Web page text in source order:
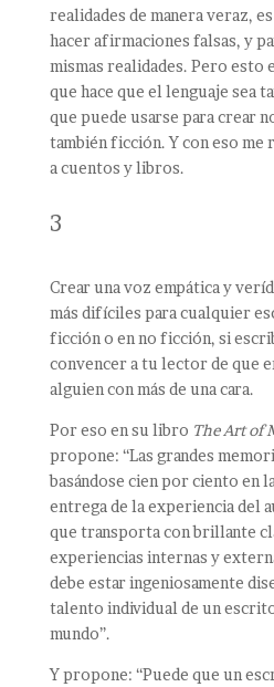
realidades de manera veraz,
hacer afirmaciones falsas, y
mismas realidades. Pero esto
que hace que el lenguaje sea
que puede usarse para crear
también ficción. Y con eso
a cuentos y libros.
3
Crear una voz empática y
más difíciles para cualquier
ficción o en no ficción, si
convencer a tu lector de que
alguien con más de una cara.
Por eso en su libro The Art of
propone: “Las grandes
basándose cien por ciento en
entrega de la experiencia del
que transporta con brillante
experiencias internas y
debe estar ingeniosamente
talento individual de un
mundo”.
Y propone: “Puede que un